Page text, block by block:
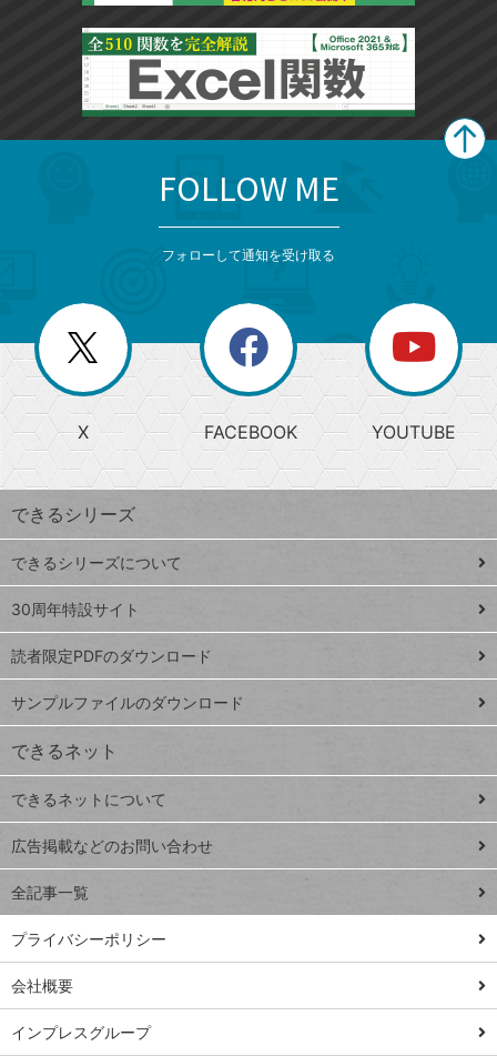
じ
る
search
検
索
上
昇
ワ
ー
ド
Google
スプレ
ッドシ
ート
iPhone
VLOOKUP
close
閉じ
る
閉
じ
る
ー
か
ら
探
す
ト
ッ
プ
ペ
ジ
連載
Excel Q&A
トイアンナ流仕
事術
ではじめる業務
の完全自動化
AI議事録作成術
Windows 11
FOLLOW ME
フォローして通知を受け取る
X FACEBOOK YOUTUBE
できるシリーズ
できるシリーズについて
30周年特設サイト
読者限定PDFのダウンロード
サンプルファイルのダウンロード
できるネット
できるネットについて
広告掲載などのお問い合わせ
全記事一覧
プライバシーポリシー
会社概要
インプレスグループ